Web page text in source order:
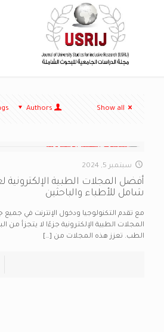
Authors Show all
سبتمبر 5, 2024
شامل للأطباء والباحثين
مع تقدم التكنولوجيا ودخول الإنترنت في جميع
المجلات الطبية الإلكترونية جزءًا لا يتجزأ
الطب. تعزز هذه المجلات من […]